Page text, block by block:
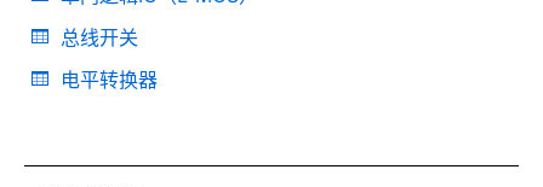
总线开关
电平转换器